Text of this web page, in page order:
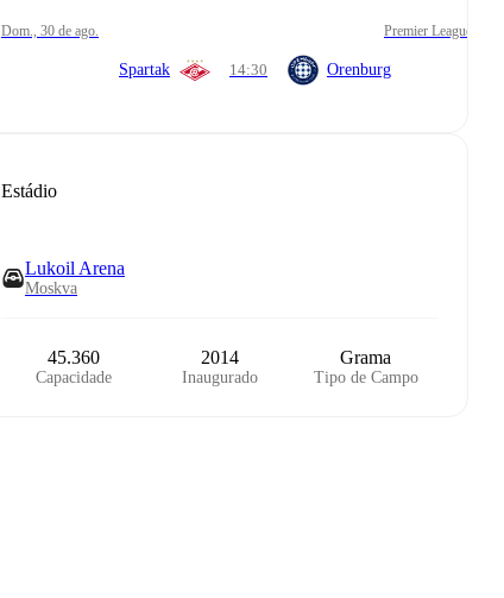
dom., 30 de ago. Premier League
Spartak 14:30 Orenburg
Estádio
Lukoil Arena
Moskva
45.360
Capacidade
2014
Inaugurado
Grama
Tipo de Campo